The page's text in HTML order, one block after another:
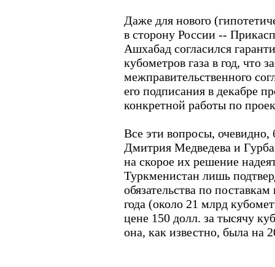
Даже для нового
в сторону России --
Ашхабад согласился
кубометров газа в год, что
межправительственного
его подписания в декабре
конкретной работы по
Все эти вопросы, очевидно,
Дмитрия Медведева и
на скорое их решение
Туркменистан лишь
обязательства по
года (около 21 млрд
цене 150 долл. за тысячу
она, как известно, была на